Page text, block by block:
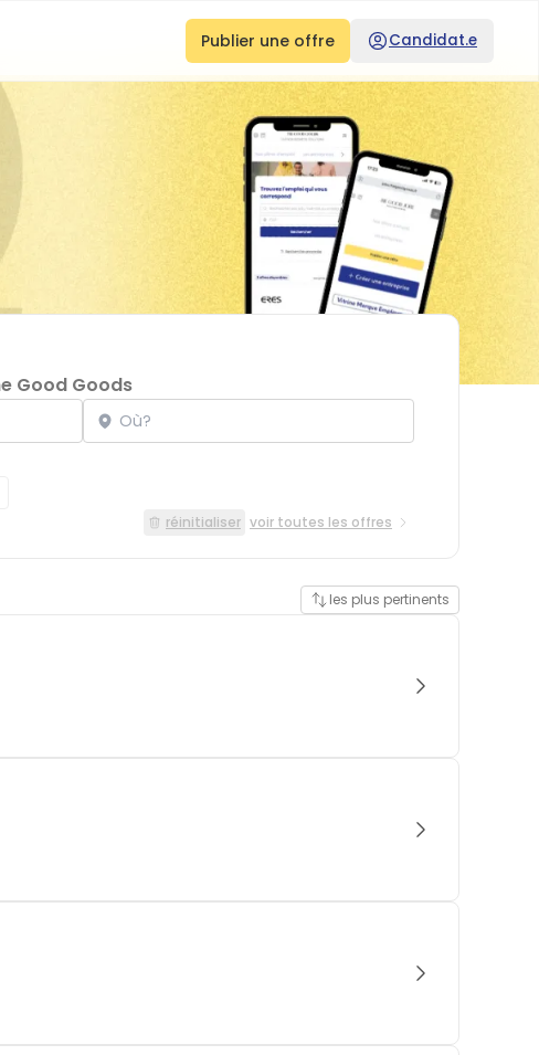
Publier une offre Candidat.e
Good Goods
Localisation
réinitialiser voir toutes les offres
les plus pertinents